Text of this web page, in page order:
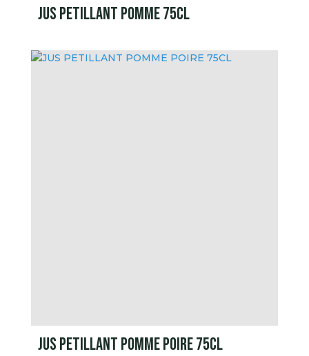
JUS PETILLANT POMME 75CL
JUS PETILLANT POMME POIRE 75CL